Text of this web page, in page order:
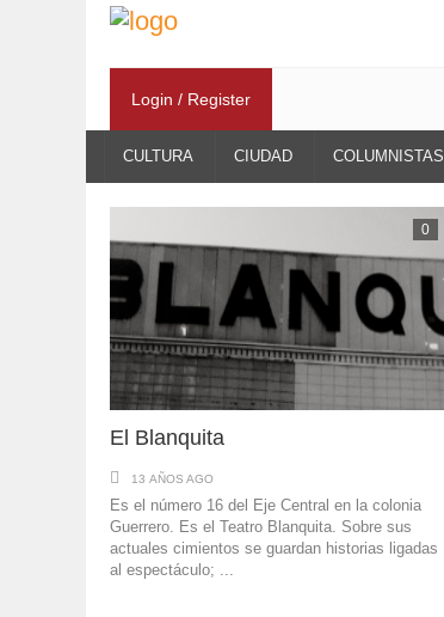
Login / Register
CULTURA CIUDAD COLUMNISTAS
0
El Blanquita
13 AÑOS AGO
Es el número 16 del Eje Central en la colonia
Guerrero. Es el Teatro Blanquita. Sobre sus
actuales cimientos se guardan historias ligadas
al espectáculo; ...